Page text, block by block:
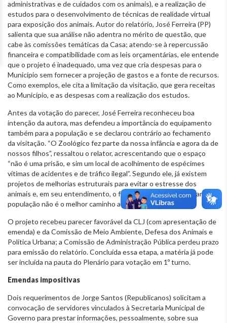
administrativas e de cuidados com os animais), e a realização de
estudos para o desenvolvimento de técnicas de realidade virtual
para exposição dos animais. Autor do relatório, José Ferreira (PP)
salienta que sua análise não adentra no mérito de questão, que
cabe às comissões temáticas da Casa; atendo-se à repercussão
financeira e compatibilidade com as leis orçamentárias, ele entende
que o projeto é inadequado, uma vez que cria despesas para o
Município sem fornecer a projeção de gastos e a fonte de recursos.
Como exemplos, ele cita a limitação da visitação, que gera receitas
ao Município, e as despesas com a realização dos estudos.
Antes da votação do parecer, José Ferreira reconheceu boa
intenção da autora, mas defendeu a importância do equipamento
também para a população e se declarou contrário ao fechamento
da visitação. “O Zoológico fez parte da nossa infância e agora da de
nossos filhos”, ressaltou o relator, acrescentando que o espaço
“não é uma prisão, e sim um local de acolhimento de espécimes
vítimas de acidentes e de tráfico ilegal”. Segundo ele, já existem
projetos de melhorias estruturais para evitar o estresse dos
animais e, em seu entendimento, o fechamento do espaço para a
população não é o melhor caminho a tomar.
O projeto recebeu parecer favorável da CLJ (com apresentação de
emenda) e da Comissão de Meio Ambiente, Defesa dos Animais e
Política Urbana; a Comissão de Administração Pública perdeu prazo
para emissão do relatório. Concluída essa etapa, a matéria já pode
ser incluída na pauta do Plenário para votação em 1º turno.
Emendas impositivas
Dois requerimentos de Jorge Santos (Republicanos) solicitam a
convocação de servidores vinculados à Secretaria Municipal de
Governo para prestar informações, pessoalmente, sobre sua